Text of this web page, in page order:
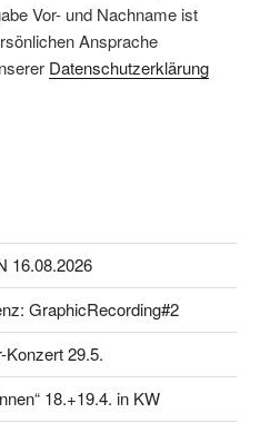
Vor- und Nachname ist
Ansprache
Datenschutzerklärung
16.08.2026
GraphicRecording#2
29.5.
18.+19.4. in KW